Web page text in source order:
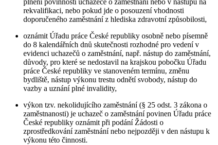
plnění povinností uchazeče o zaměstnání nebo v nástupu na
rekvalifikaci, nebo pokud jde o posouzení vhodnosti
doporučeného zaměstnání z hlediska zdravotní způsobilosti,
oznámit Úřadu práce České republiky osobně nebo písemně
do 8 kalendářních dnů skutečnosti rozhodné pro vedení v
evidenci uchazečů o zaměstnání, např. nástup do zaměstnání,
důvody, pro které se nedostavil na krajskou pobočku Úřadu
práce České republiky ve stanoveném termínu, změnu
bydliště, nástup výkonu trestu odnětí svobody, nástup do
vazby a uznání plné invalidity,
výkon tzv. nekolidujícího zaměstnání (§ 25 odst. 3 zákona o
zaměstnanosti) je uchazeč o zaměstnání povinen Úřadu práce
České republiky oznámit při podání Žádosti o
zprostředkování zaměstnání nebo nejpozději v den nástupu k
výkonu této činnosti.